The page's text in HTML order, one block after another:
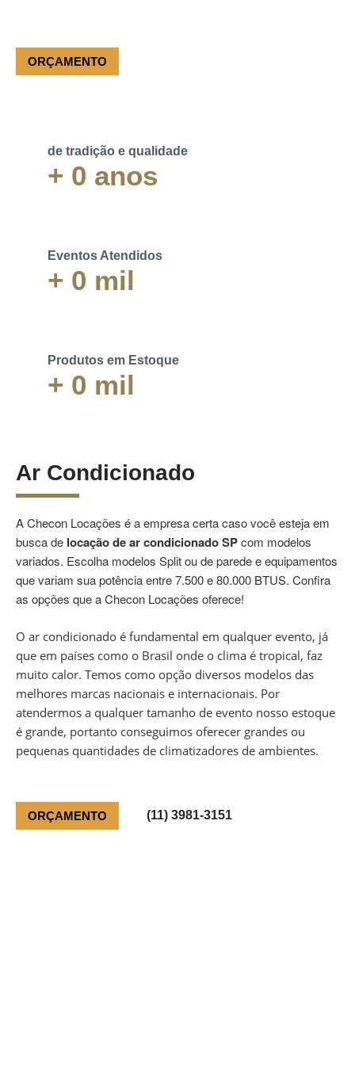
ORÇAMENTO
de tradição e qualidade
+ 0 anos
Eventos Atendidos
+ 0 mil
Produtos em Estoque
+ 0 mil
Ar Condicionado
A Checon Locações é a empresa certa caso você esteja em
busca de locação de ar condicionado SPcom modelos
variados. Escolha modelos Split ou de parede e equipamentos
que variam sua potência entre 7.500 e 80.000 BTUS. Confira
as opções que a Checon Locações oferece!
O ar condicionado é fundamental em qualquer evento, já
que em países como o Brasil onde o clima é tropical, faz
muito calor. Temos como opção diversos modelos das
melhores marcas nacionais e internacionais. Por
atendermos a qualquer tamanho de evento nosso estoque
é grande, portanto conseguimos oferecer grandes ou
pequenas quantidades de climatizadores de ambientes.
ORÇAMENTO (11) 3981-3151